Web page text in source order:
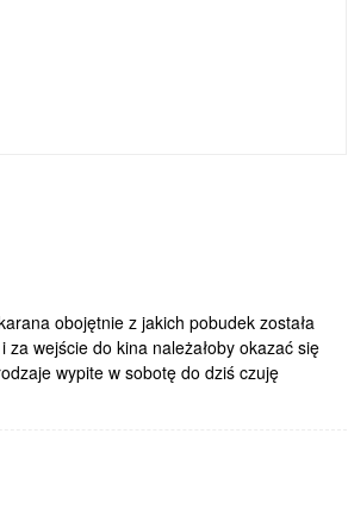
obojętnie z jakich pobudek została
wejście do kina należałoby okazać się
wypite w sobotę do dziś czuję